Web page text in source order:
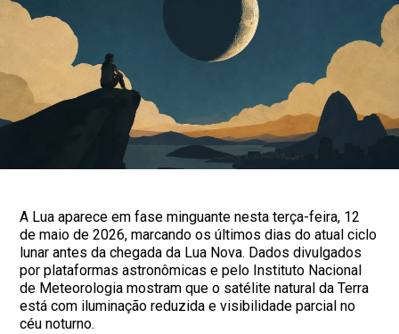
A Lua aparece em fase minguante nesta terça-feira, 12
de maio de 2026, marcando os últimos dias do atual ciclo
lunar antes da chegada da Lua Nova. Dados divulgados
por plataformas astronômicas e pelo Instituto Nacional
de Meteorologia mostram que o satélite natural da Terra
está com iluminação reduzida e visibilidade parcial no
céu noturno.